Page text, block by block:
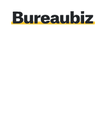
indhold